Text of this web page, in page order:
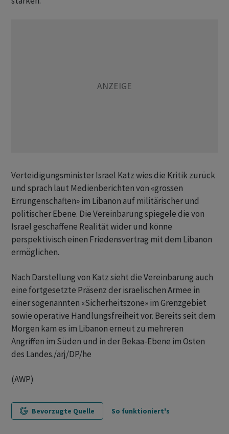
Verteidigungsminister Israel Katz wies die Kritik zurück
und sprach laut Medienberichten von «grossen
Errungenschaften» im Libanon auf militärischer und
politischer Ebene. Die Vereinbarung spiegele die von
Israel geschaffene Realität wider und könne
perspektivisch einen Friedensvertrag mit dem Libanon
ermöglichen.
Nach Darstellung von Katz sieht die Vereinbarung auch
eine fortgesetzte Präsenz der israelischen Armee in
einer sogenannten «Sicherheitszone» im Grenzgebiet
sowie operative Handlungsfreiheit vor. Bereits seit dem
Morgen kam es im Libanon erneut zu mehreren
Angriffen im Süden und in der Bekaa-Ebene im Osten
des Landes./arj/DP/he
(AWP)
Bevorzugte Quelle So funktioniert's